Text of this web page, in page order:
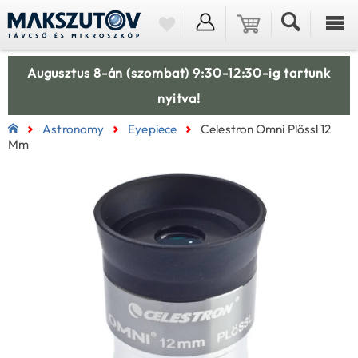
Augusztus 8-án (szombat) 9:30-12:30-ig tartunk
nyitva!
Astronomy Eyepiece
Celestron Omni Plössl 12
Mm